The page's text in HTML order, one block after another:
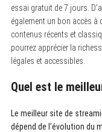
essai gratuit de 7 jours.
également un bon accès à
contenus récents et
pourrez apprécier la
légales et accessibles.
Quel est le
Le meilleur site de
dépend de l’évolution du